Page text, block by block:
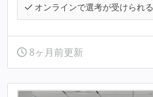
オンラインで選考が受けられる
8ヶ月前更新